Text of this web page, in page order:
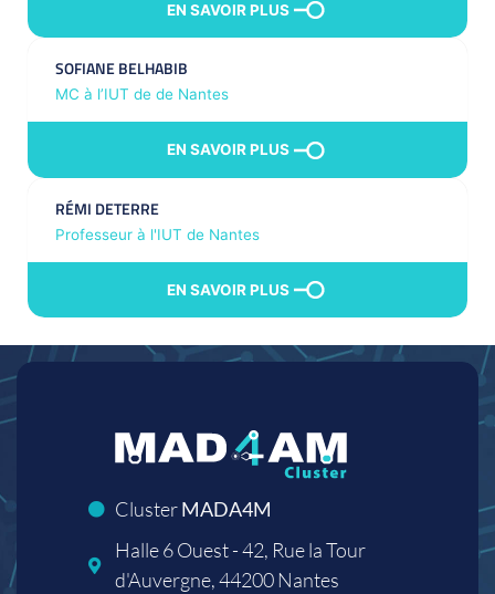
EN SAVOIR PLUS
SOFIANE BELHABIB
MC à l’IUT de de Nantes
EN SAVOIR PLUS
RÉMI DETERRE
Professeur à l'IUT de Nantes
EN SAVOIR PLUS
ClusterMADA4M
Halle 6 Ouest - 42, Rue la Tour
d'Auvergne, 44200 Nantes